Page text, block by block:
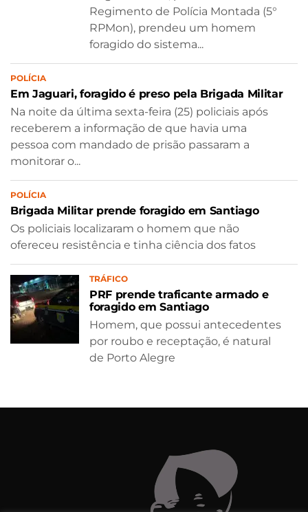
Regimento de Polícia Montada (5°
RPMon), prendeu um homem
foragido do sistema...
POLÍCIA
Em Jaguari, foragido é preso pela Brigada Militar
Na noite da última sexta-feira (25) policiais após
receberem a informação de que havia uma
pessoa com mandado de prisão passaram a
monitorar o...
POLÍCIA
Brigada Militar prende foragido em Santiago
Os policiais localizaram o homem que não
ofereceu resistência e tinha ciência dos fatos
TRÁFICO
PRF prende traficante armado e
foragido em Santiago
Homem, que possui antecedentes
por roubo e receptação, é natural
de Porto Alegre